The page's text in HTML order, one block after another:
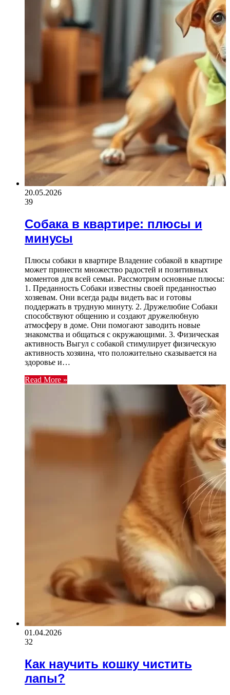
20.05.2026
39
Собака в квартире: плюсы и
минусы
Плюсы собаки в квартире Владение собакой в квартире
может принести множество радостей и позитивных
моментов для всей семьи. Рассмотрим основные плюсы:
1. Преданность Собаки известны своей преданностью
хозяевам. Они всегда рады видеть вас и готовы
поддержать в трудную минуту. 2. Дружелюбие Собаки
способствуют общению и создают дружелюбную
атмосферу в доме. Они помогают заводить новые
знакомства и общаться с окружающими. 3. Физическая
активность Выгул с собакой стимулирует физическую
активность хозяина, что положительно сказывается на
здоровье и…
Read More »
01.04.2026
32
Как научить кошку чистить
лапы?